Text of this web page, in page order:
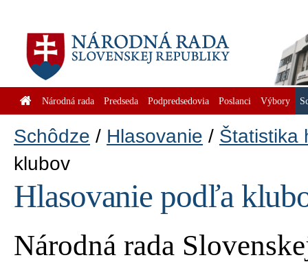
Národná rada Predseda Podpredsedovia Poslanci Výbory
Schôdze Hlasovanie
Štatistika
klubov
Hlasovanie podľa
Národná rada